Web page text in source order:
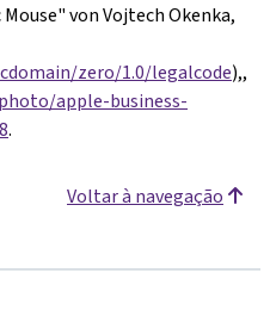
von Vojtech Okenka,
zero/1.0/legalcode),,
apple-business-
.
Voltar à navegação